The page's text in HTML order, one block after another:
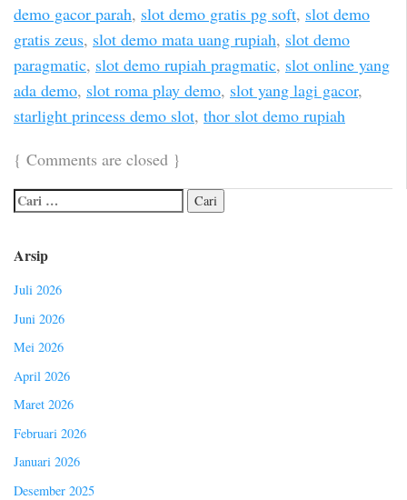
demo gacor parah, slot demo gratis pg soft, slot demo
gratis zeus, slot demo mata uang rupiah, slot demo
paragmatic, slot demo rupiah pragmatic, slot online yang
ada demo, slot roma play demo, slot yang lagi gacor,
starlight princess demo slot, thor slot demo rupiah
{ Comments are closed }
Arsip
Juli 2026
Juni 2026
Mei 2026
April 2026
Maret 2026
Februari 2026
Januari 2026
Desember 2025